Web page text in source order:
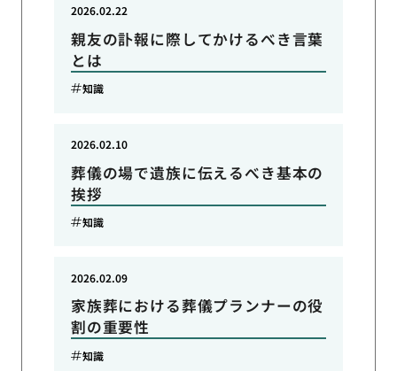
親友の訃報に際してかけるべき言葉
とは
2026.02.22
知識
葬儀の場で遺族に伝えるべき基本の
挨拶
2026.02.10
知識
家族葬における葬儀プランナーの役
割の重要性
2026.02.09
知識